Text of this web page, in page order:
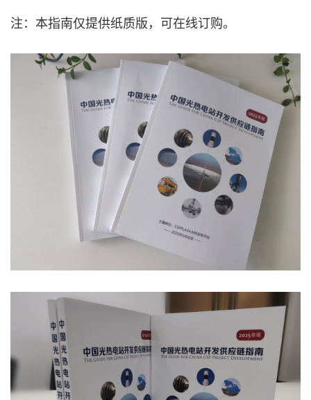
注：本指南仅提供纸质版，可在线订购。